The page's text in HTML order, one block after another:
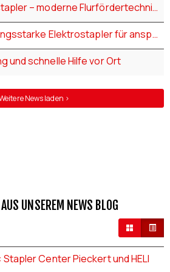
Jungheinrich Gabelstapler – moderne Flurfördertechnik für jede Herausforderung
Jungheinrich – leistungsstarke Elektrostapler für anspruchsvolle Einsätze
und schnelle Hilfe vor Ort
News laden >
UNSEREM NEWS BLOG
Center Pieckert und HELI